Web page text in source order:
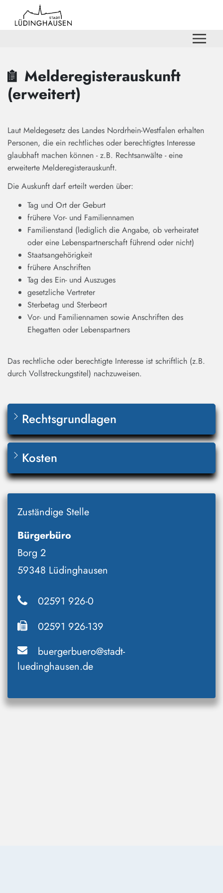
Zum Header
Zum Hauptinhalt
Zum Footer
Zum Hauptinhalt springen
Melderegisterauskunft
(erweitert)
Laut Meldegesetz des Landes Nordrhein-Westfalen erhalten
Personen, die ein rechtliches oder berechtigtes Interesse
glaubhaft machen können - z.B. Rechtsanwälte - eine
erweiterte Melderegisterauskunft.
Die Auskunft darf erteilt werden über:
Tag und Ort der Geburt
frühere Vor- und Familiennamen
Familienstand (lediglich die Angabe, ob verheiratet
oder eine Lebenspartnerschaft führend oder nicht)
Staatsangehörigkeit
frühere Anschriften
Tag des Ein- und Auszuges
gesetzliche Vertreter
Sterbetag und Sterbeort
Vor- und Familiennamen sowie Anschriften des
Ehegatten oder Lebenspartners
Das rechtliche oder berechtigte Interesse ist schriftlich (z.B.
durch Vollstreckungstitel) nachzuweisen.
Rechtsgrundlagen
Kosten
Zuständige Stelle
Bürgerbüro
Borg 2
59348 Lüdinghausen
02591 926-0
02591 926-139
buergerbuero@stadt-
luedinghausen.de